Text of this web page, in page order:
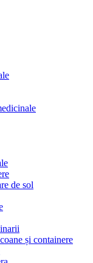
de sol
și containere